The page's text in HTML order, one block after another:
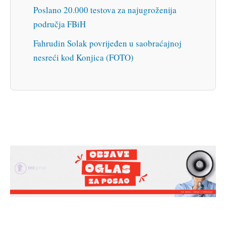
Poslano 20.000 testova za najugroženija
područja FBiH
Fahrudin Solak povrijeđen u saobraćajnoj
nesreći kod Konjica (FOTO)